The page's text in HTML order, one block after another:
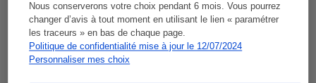
Nous conserverons votre choix pendant 6 mois. Vous pourrez
changer d’avis à tout moment en utilisant le lien « paramétrer
les traceurs » en bas de chaque page.
Politique de confidentialité mise à jour le 12/07/2024
Personnaliser mes choix